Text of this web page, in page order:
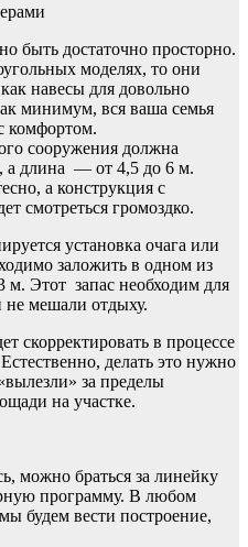
быть достаточно просторно.
моделях, то они
навесы для довольно
минимум, вся ваша семья
комфортом.
сооружения должна
а длина — от 4,5 до 6 м.
а конструкция с
смотреться громоздко.
установка очага или
заложить в одном из
Этот запас необходим для
не мешали отдыху.
скорректировать в процессе
делать это нужно
за пределы
на участке.
можно браться за линейку
программу. В любом
будем вести построение,